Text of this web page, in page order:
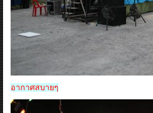
อากาศสบายๆ